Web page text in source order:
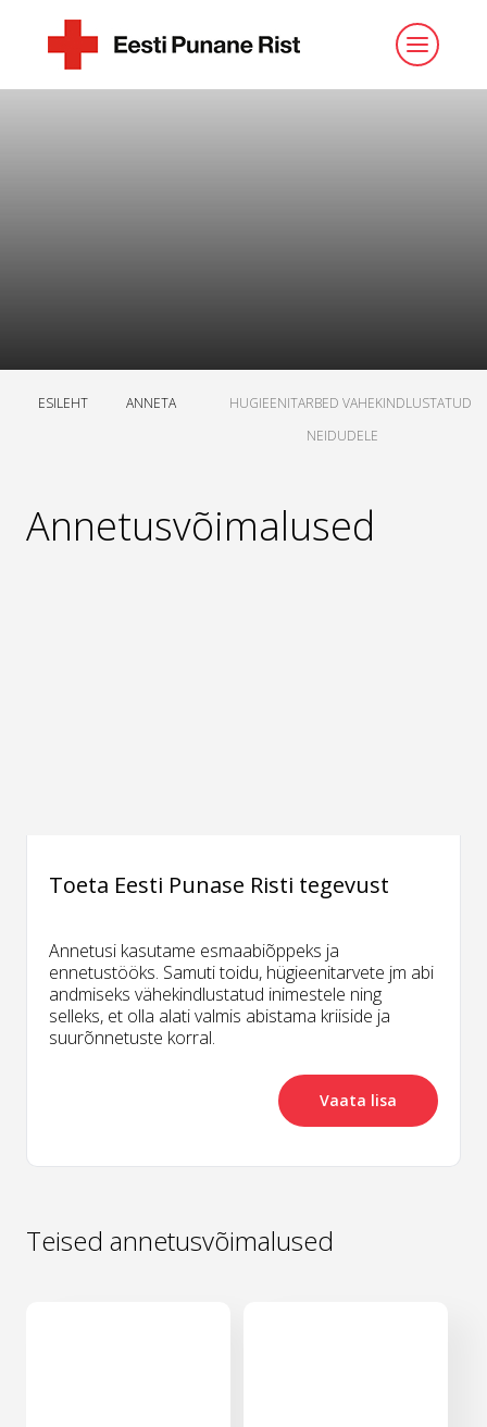
ESILEHT ANNETA
HUGIEENITARBED VAHEKINDLUSTATUD
NEIDUDELE
Annetusvõimalused
Toeta Eesti Punase Risti tegevust
Annetusi kasutame esmaabiõppeks ja
ennetustööks. Samuti toidu, hügieenitarvete jm abi
andmiseks vähekindlustatud inimestele ning
selleks, et olla alati valmis abistama kriiside ja
suurõnnetuste korral.
Vaata lisa
Teised annetusvõimalused